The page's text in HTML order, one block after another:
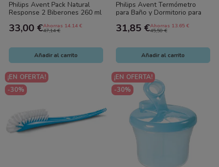
Philips Avent Pack Natural
Response 2 Biberones 260 ml
33,00 €Ahorras 14.14 €
47,14 €
Añadir al carrito
Philips Avent Termómetro
para Baño y Dormitorio para
31,85 €Ahorras 13.65 €
45,50 €
Añadir al carrito
¡EN OFERTA!
-30%
¡EN OFERTA!
-30%